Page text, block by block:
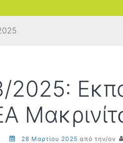
28 Μαρτίου 2025 από την/ον